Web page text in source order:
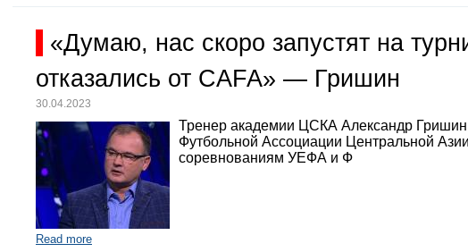
«Думаю, нас скоро запустят на
отказались от CAFA» — Гришин
30.04.2023
Тренер академии ЦСКА Александр Гришин
Футбольной Ассоциации Центральной
соревнованиям УЕФА и Ф
Read more